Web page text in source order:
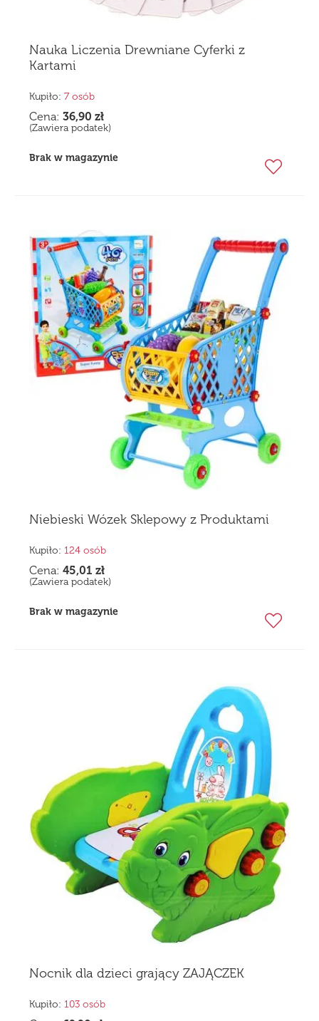
Nauka Liczenia Drewniane Cyferki z
Kartami
Kupiło: 7 osób
Cena: 36,90 zł
(Zawiera podatek)
Brak w magazynie
Niebieski Wózek Sklepowy z Produktami
Kupiło: 124 osób
Cena: 45,01 zł
(Zawiera podatek)
Brak w magazynie
Nocnik dla dzieci grający ZAJĄCZEK
Kupiło: 103 osób